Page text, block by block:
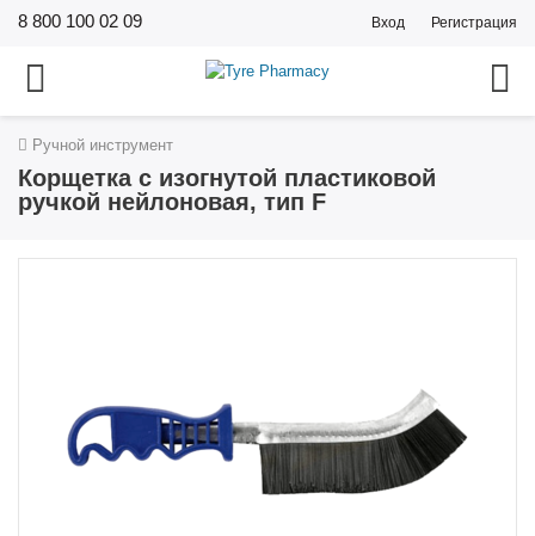
8 800 100 02 09 Вход Регистрация
Ручной инструмент
Корщетка с изогнутой пластиковой
ручкой нейлоновая, тип F